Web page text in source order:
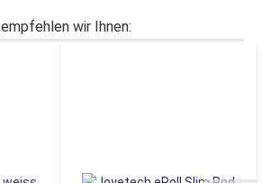
wir Ihnen: